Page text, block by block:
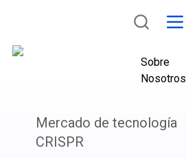
Sobre
Nosotros
Mercado de tecnología
CRISPR